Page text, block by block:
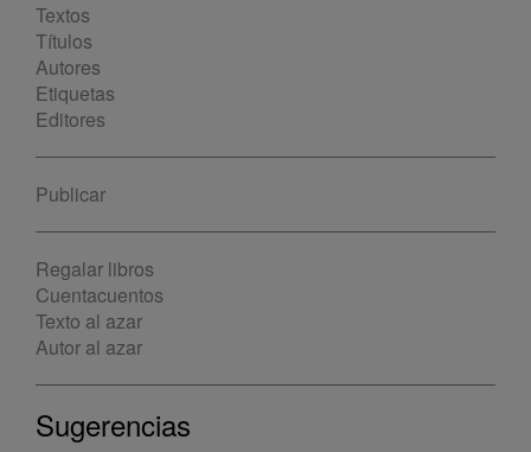
Textos
Títulos
Autores
Etiquetas
Editores
Publicar
Regalar libros
Cuentacuentos
Texto al azar
Autor al azar
Sugerencias